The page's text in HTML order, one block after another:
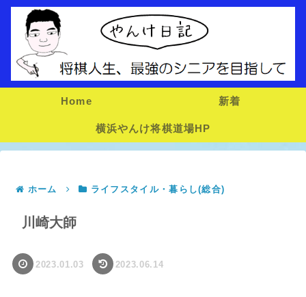
Home 新着
横浜やんけ将棋道場HP
ホーム ライフスタイル・暮らし(総合)
川崎大師
2023.01.03 2023.06.14